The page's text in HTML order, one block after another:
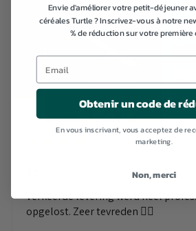
Verkeerde levering werd heel
opgelost. Zeer tevreden ✌🏻
Envie d'améliorer votre petit-déjeuner
céréales Turtle ? Inscrivez-vous à notre
% de réduction sur votre
Obtenir un code de
En vous inscrivant, vous acceptez de
marketing.
Non, merci